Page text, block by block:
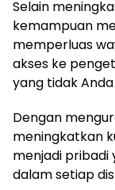
Selain
kemampuan
memperluas
akses ke
yang tidak
Dengan
meningkatkan
menjadi pribadi
dalam setiap